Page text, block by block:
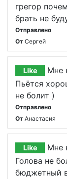
грегор
брать не
Отправлено
От Сергей
Like
Мне
Пьётся
не болит )
Отправлено
От Анастасия
Like
Мне
Голова не
бюджетный